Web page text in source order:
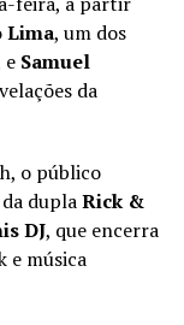
Lima, um dos
e Samuel
da
o público
duplaRick &
DJ, que encerra
e música